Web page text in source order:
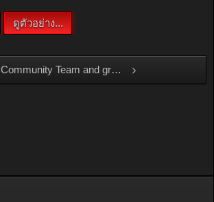
Community Team and group